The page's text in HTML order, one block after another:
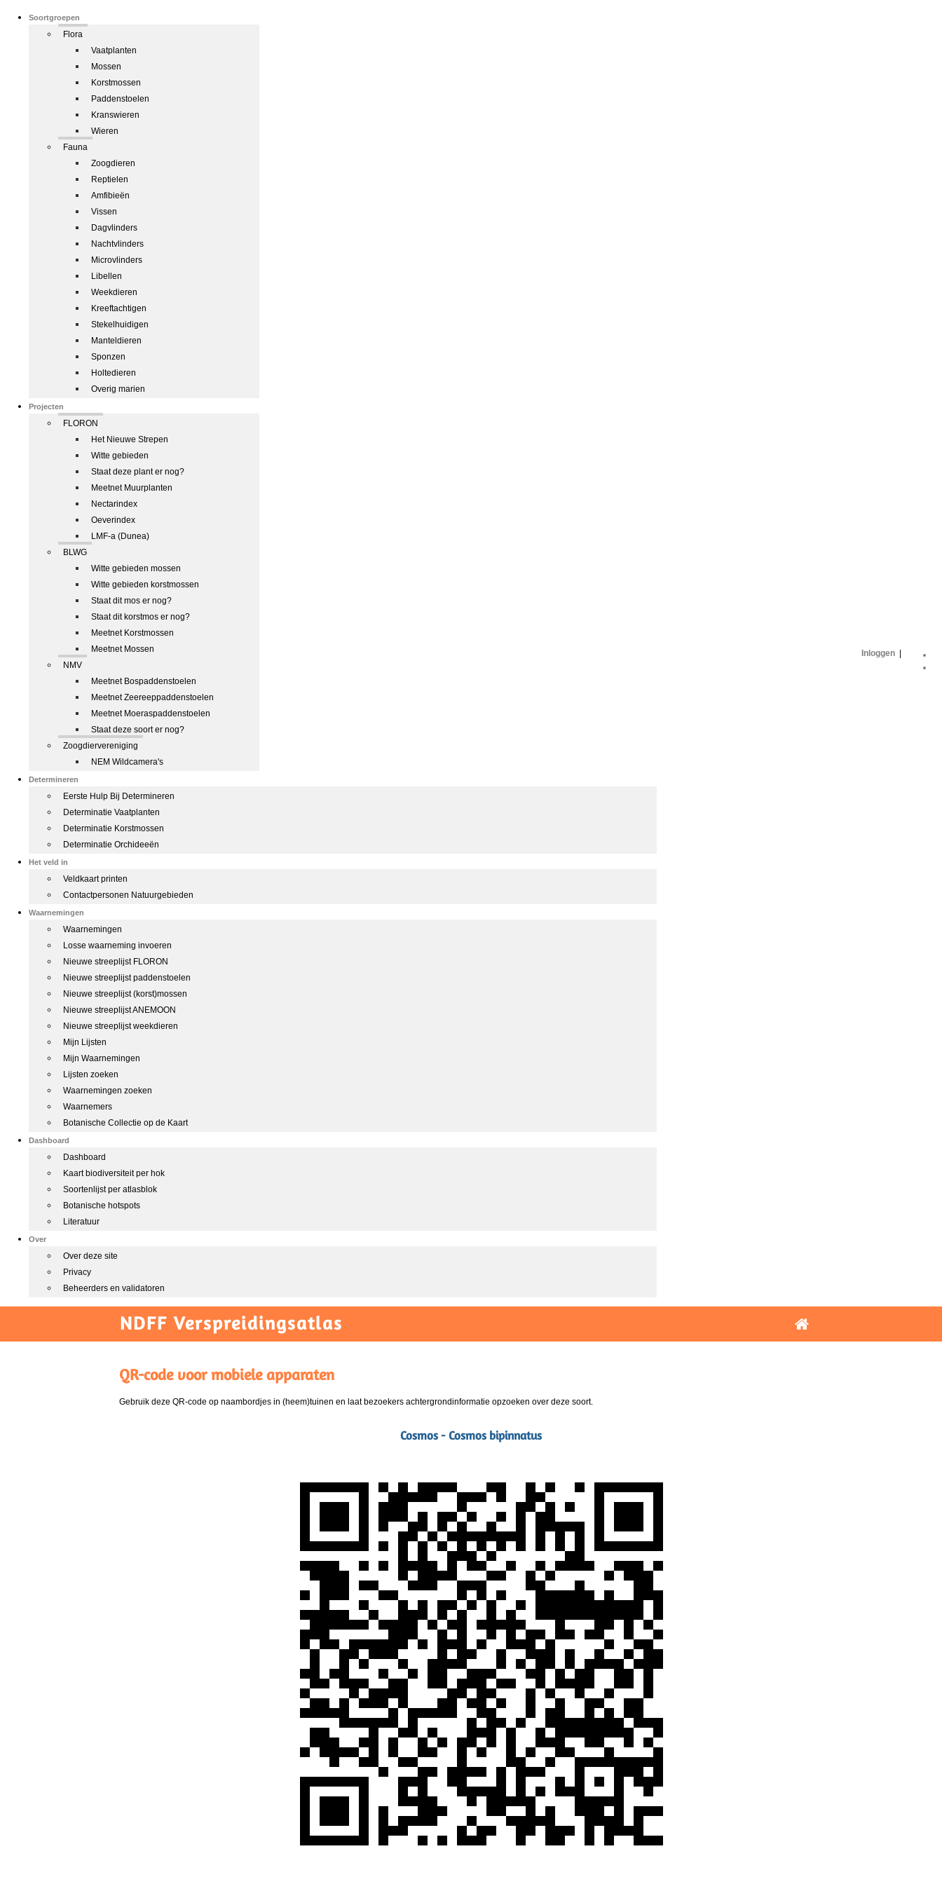
Soortgroepen
Flora
Vaatplanten
Mossen
Korstmossen
Paddenstoelen
Kranswieren
Wieren
Fauna
Zoogdieren
Reptielen
Amfibieën
Vissen
Dagvlinders
Nachtvlinders
Microvlinders
Libellen
Weekdieren
Kreeftachtigen
Stekelhuidigen
Manteldieren
Sponzen
Holtedieren
Overig marien
Projecten
FLORON
Het Nieuwe Strepen
Witte gebieden
Staat deze plant er nog?
Meetnet Muurplanten
Nectarindex
Oeverindex
LMF-a (Dunea)
BLWG
Witte gebieden mossen
Witte gebieden korstmossen
Staat dit mos er nog?
Staat dit korstmos er nog?
Meetnet Korstmossen
Meetnet Mossen
NMV
Meetnet Bospaddenstoelen
Meetnet Zeereeppaddenstoelen
Meetnet Moeraspaddenstoelen
Staat deze soort er nog?
Zoogdiervereniging
NEM Wildcamera's
Determineren
Eerste Hulp Bij Determineren
Determinatie Vaatplanten
Determinatie Korstmossen
Determinatie Orchideeën
Het veld in
Veldkaart printen
Contactpersonen Natuurgebieden
Waarnemingen
Waarnemingen
Losse waarneming invoeren
Nieuwe streeplijst FLORON
Nieuwe streeplijst paddenstoelen
Nieuwe streeplijst (korst)mossen
Nieuwe streeplijst ANEMOON
Nieuwe streeplijst weekdieren
Mijn Lijsten
Mijn Waarnemingen
Lijsten zoeken
Waarnemingen zoeken
Waarnemers
Botanische Collectie op de Kaart
Dashboard
Dashboard
Kaart biodiversiteit per hok
Soortenlijst per atlasblok
Botanische hotspots
Literatuur
Over
Over deze site
Privacy
Beheerders en validatoren
Inloggen
NDFF Verspreidingsatlas
QR-code voor mobiele apparaten
Gebruik deze QR-code op naambordjes in (heem)tuinen en laat bezoekers achtergrondinformatie opzoeken over deze soort.
Cosmos - Cosmos bipinnatus